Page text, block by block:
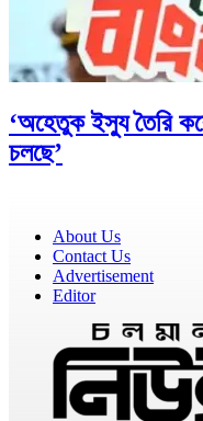
‘অহেতুক ইস্যু তৈরি
চলছে’
About Us
Contact Us
Advertisement
Editor